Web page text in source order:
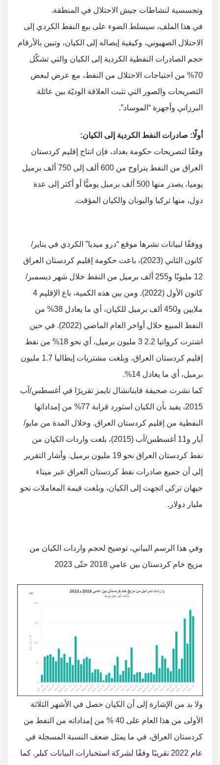
وتجسسية لنشاطات جيش الاحتلال في المنطقة.
في هذا الملف، سيسلط الضوء على بيع النفط الكردي إلى
الاحتلال الصهيوني، وكيفية إيصاله إلى الكيان، وتبين بالأرقام
حجم الصادرات النفطية الكردية إلى الكيان والتي تشكّل
70% من احتياجات الاحتلال من النفط، مع عرض لبعض
التصريحات والصور التي تثبت العلاقة الوديّة بين عائلة
البرزاني وأجهزة “الموساد”.
أولًا: صادرات النفط الكردية إلى الكيان:
وفقًا لتصريحات حكومة بغداد، فإن انتاج إقليم كردستان
العراق من النفط يتراوح من 600 ألف إلى 750 ألف برميل
يوميا، يصدر منها 500 ألف برميل يوميًّا أو أكثر إلى عدة
دول، منها تركيا واليونان والكيان المؤقت.
ووفقًا لبيانات نشرها موقع “درو ميديا” الكردي في يناير/
كانون الثاني (2023)، باعت حكومة إقليم كردستان العراق
12 مليونًا و255 ألف برميل من النفط خلال شهر ديسمبر/
كانون الأول (2022). ومن بين هذه الكمية، باع الإقليم 4
ملايين و450 ألف برميل للكيان، أي ما يعادل 38% من
النفط المبيع خلال أواخر العام الماضي (2022). في حين
اشترت كرواتيا 2.2 3 مليون برميل، أي نحو 18% من نفط
إقليم كردستان العراق، وبلغت مشتريات إيطاليا 1.7 مليون
برميل، أي ما يعادل 14%.
كما نشرت صحيفة فاينانشال تايمز تقريرًا في أغسطس/آب
2015، يفيد بأن الكيان استورد قرابة 77% من إمداداتها
النفطية من إقليم كردستان العراق. وخلال المدة من مايو/
أيار و11 أغسطس/آب (2015)، بلغت واردات الكيان من
نفط كردستان العراق نحو 19 مليون برميل. وأشار التقرير
إلى أن جميع صادرات نفط كردستان العراق عبر ميناء
جيهان تركي اتجهت إلى الكيان، وبلغت قيمة المعاملات نحو
مليار دولار.
وفي هذا الرسم البياني، توضيح لحجم واردات الكيان من
مزيج خام كردستان بين عامي 2018 حتّى 2023
ولا بد من الإشارة إلى أن الكيان حصل في الأشهر الثلاثة
الأولى من هذا العام على 40 % من إمداداته من النفط من
كردستان العراق، في ما يمثل ضعف النسبة المسجلة في
عام 2022 تقريبًا وفقًا لشركة استخبارات البيانات كبلر. كما